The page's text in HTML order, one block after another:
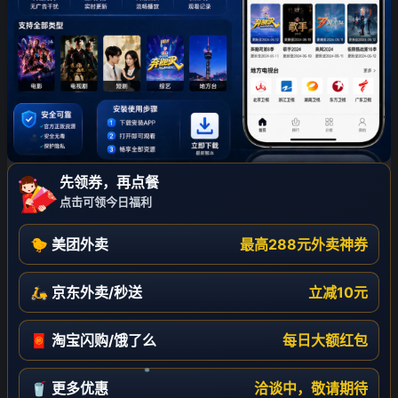
先领券，再点餐
点击可领今日福利
🐤 美团外卖 最高288元外卖神券
🛵 京东外卖/秒送 立减10元
🧧 淘宝闪购/饿了么 每日大额红包
🥤 更多优惠 洽谈中，敬请期待